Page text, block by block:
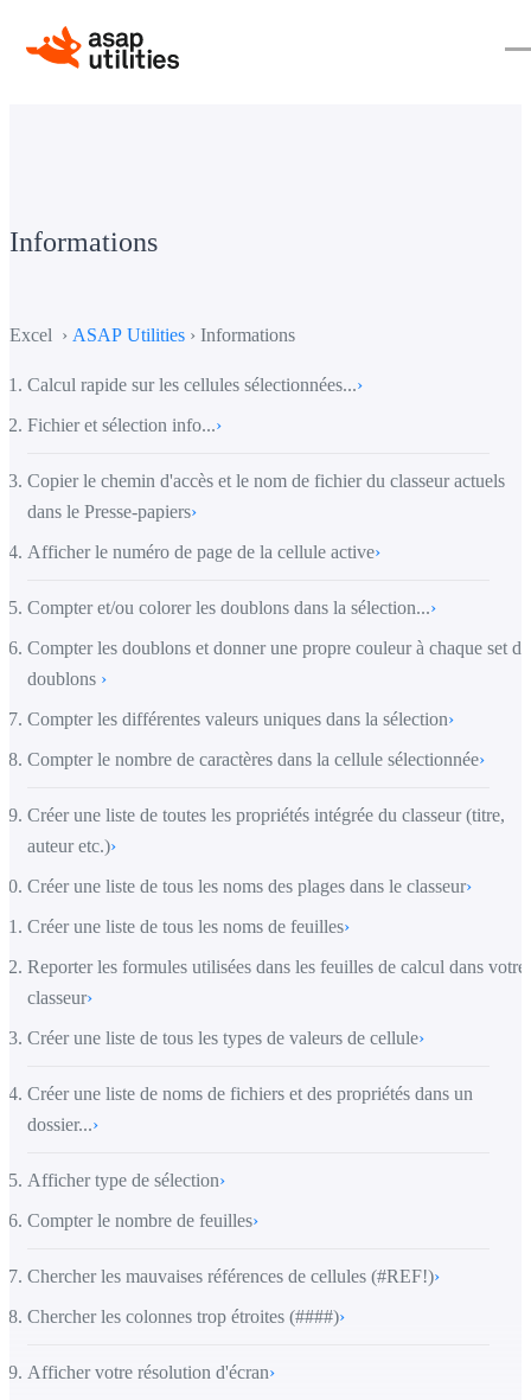
Informations
Excel › ASAP Utilities › Informations
Calcul rapide sur les cellules sélectionnées...›
Fichier et sélection info...›
Copier le chemin d'accès et le nom de fichier du classeur actuels
dans le Presse-papiers›
Afficher le numéro de page de la cellule active›
Compter et/ou colorer les doublons dans la sélection...›
Compter les doublons et donner une propre couleur à chaque set de
doublons ›
Compter les différentes valeurs uniques dans la sélection›
Compter le nombre de caractères dans la cellule sélectionnée›
Créer une liste de toutes les propriétés intégrée du classeur (titre,
auteur etc.)›
Créer une liste de tous les noms des plages dans le classeur›
Créer une liste de tous les noms de feuilles›
Reporter les formules utilisées dans les feuilles de calcul dans votre
classeur›
Créer une liste de tous les types de valeurs de cellule›
Créer une liste de noms de fichiers et des propriétés dans un
dossier...›
Afficher type de sélection›
Compter le nombre de feuilles›
Chercher les mauvaises références de cellules (#REF!)›
Chercher les colonnes trop étroites (####)›
Afficher votre résolution d'écran›